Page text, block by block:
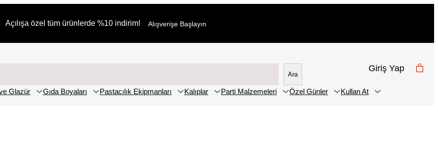
Açılışa özel tüm ürünlerde %10 indirim! Alışverişe Başlayın
Ara
Giriş Yap
Glazür Gıda Boyaları Pastacılık Ekipmanları Kalıplar Parti Malzemeleri Özel Günler Kullan At